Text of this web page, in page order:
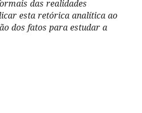
das realidades
esta retórica analítica ao
dos fatos para estudar a